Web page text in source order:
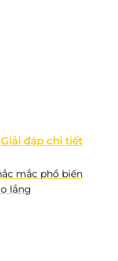
đáp chi tiết
mắc phổ biến
lắng